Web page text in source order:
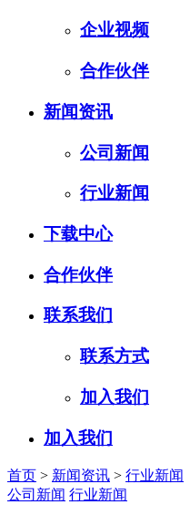
企业视频
合作伙伴
新闻资讯
公司新闻
行业新闻
下载中心
合作伙伴
联系我们
联系方式
加入我们
加入我们
首页 > 新闻资讯 > 行业新闻
公司新闻 行业新闻